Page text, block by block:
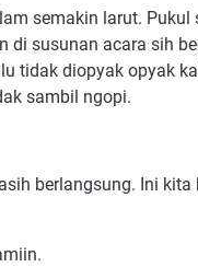
semakin larut.
susunan acara sih
tidak diopyak opyak
sambil ngopi.
berlangsung. Ini